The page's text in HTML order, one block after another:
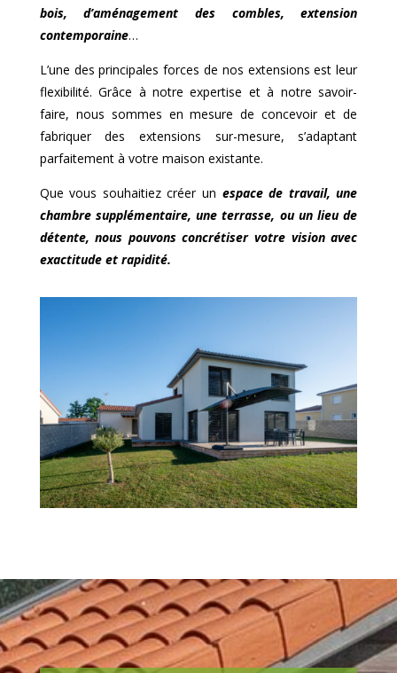
bois, d’aménagement des combles, extension
contemporaine…
L’une des principales forces de nos extensions est leur
flexibilité. Grâce à notre expertise et à notre savoir-
faire, nous sommes en mesure de concevoir et de
fabriquer des extensions sur-mesure, s’adaptant
parfaitement à votre maison existante.
Que vous souhaitiez créer un espace de travail, une
chambre supplémentaire, une terrasse, ou un lieu de
détente, nous pouvons concrétiser votre vision avec
exactitude et rapidité.